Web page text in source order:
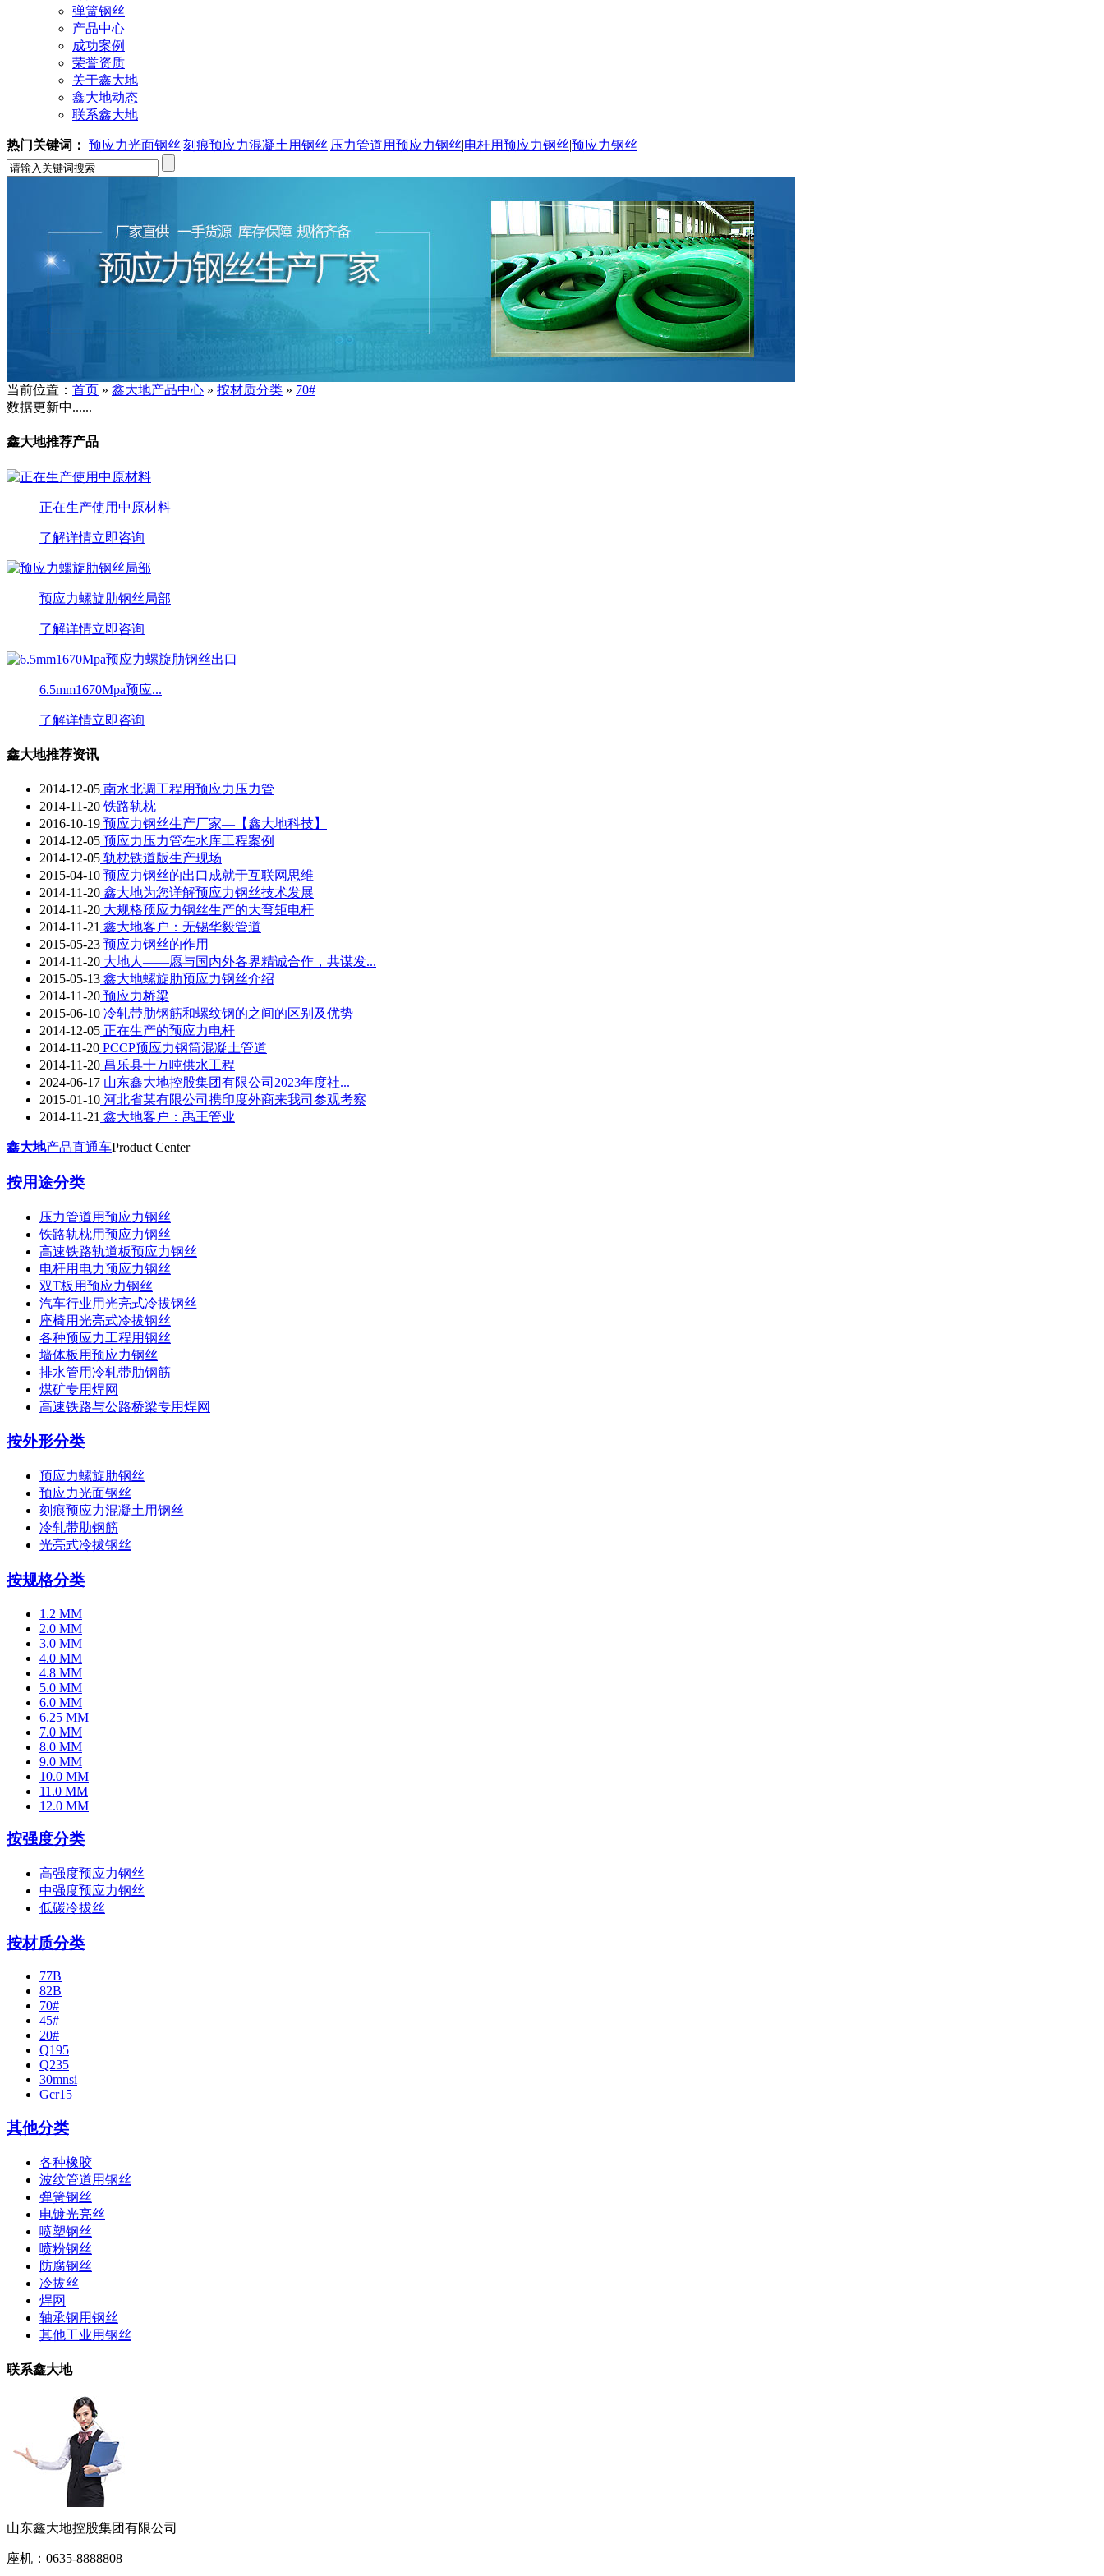
弹簧钢丝
产品中心
成功案例
荣誉资质
关于鑫大地
鑫大地动态
联系鑫大地
热门关键词： 预应力光面钢丝|刻痕预应力混凝土用钢丝|压力管道用预应力钢丝|电杆用预应力钢丝|预应力钢丝
当前位置： 首页 » 鑫大地产品中心 » 按材质分类 » 70#
数据更新中......
鑫大地推荐产品
正在生产使用中原材料
了解详情立即咨询
预应力螺旋肋钢丝局部
了解详情立即咨询
6.5mm1670Mpa预应...
了解详情立即咨询
鑫大地推荐资讯
2014-12-05 南水北调工程用预应力压力管
2014-11-20 铁路轨枕
2016-10-19 预应力钢丝生产厂家—【鑫大地科技】
2014-12-05 预应力压力管在水库工程案例
2014-12-05 轨枕铁道版生产现场
2015-04-10 预应力钢丝的出口成就于互联网思维
2014-11-20 鑫大地为您详解预应力钢丝技术发展
2014-11-20 大规格预应力钢丝生产的大弯矩电杆
2014-11-21 鑫大地客户：无锡华毅管道
2015-05-23 预应力钢丝的作用
2014-11-20 大地人——愿与国内外各界精诚合作，共谋发...
2015-05-13 鑫大地螺旋肋预应力钢丝介绍
2014-11-20 预应力桥梁
2015-06-10 冷轧带肋钢筋和螺纹钢的之间的区别及优势
2014-12-05 正在生产的预应力电杆
2014-11-20 PCCP预应力钢筒混凝土管道
2014-11-20 昌乐县十万吨供水工程
2024-06-17 山东鑫大地控股集团有限公司2023年度社...
2015-01-10 河北省某有限公司携印度外商来我司参观考察
2014-11-21 鑫大地客户：禹王管业
鑫大地产品直通车Product Center
按用途分类
压力管道用预应力钢丝
铁路轨枕用预应力钢丝
高速铁路轨道板预应力钢丝
电杆用电力预应力钢丝
双T板用预应力钢丝
汽车行业用光亮式冷拔钢丝
座椅用光亮式冷拔钢丝
各种预应力工程用钢丝
墙体板用预应力钢丝
排水管用冷轧带肋钢筋
煤矿专用焊网
高速铁路与公路桥梁专用焊网
按外形分类
预应力螺旋肋钢丝
预应力光面钢丝
刻痕预应力混凝土用钢丝
冷轧带肋钢筋
光亮式冷拔钢丝
按规格分类
1.2 MM
2.0 MM
3.0 MM
4.0 MM
4.8 MM
5.0 MM
6.0 MM
6.25 MM
7.0 MM
8.0 MM
9.0 MM
10.0 MM
11.0 MM
12.0 MM
按强度分类
高强度预应力钢丝
中强度预应力钢丝
低碳冷拔丝
按材质分类
77B
82B
70#
45#
20#
Q195
Q235
30mnsi
Gcr15
其他分类
各种橡胶
波纹管道用钢丝
弹簧钢丝
电镀光亮丝
喷塑钢丝
喷粉钢丝
防腐钢丝
冷拔丝
焊网
轴承钢用钢丝
其他工业用钢丝
联系鑫大地
山东鑫大地控股集团有限公司
座机：0635-8888808